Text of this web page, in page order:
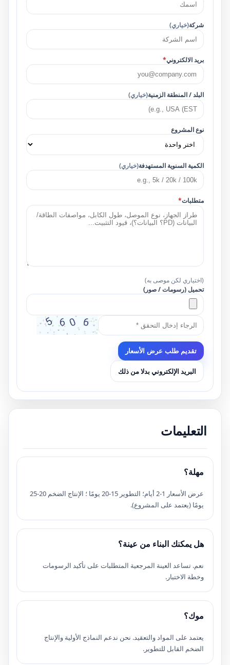
شركة(خياري)
بريد الالكتروني*
البلد / المنطقة الزمنية(خياري)
نوع المشروع
الكمية السنوية المستهدفة(خياري)
متطلبات*
(اختياري لكن موصى به)
تحميل (رسومات / صور)
تقديم طلب عرض الأسعار
البريد الإلكتروني بدلا من ذلك
التعليمات
مهلة؟
عرض الأسعار 1-2 أيام؛ التطوير 15-20 يومًا ؛ الإنتاج الضخم 20-25
يومًا (يعتمد على المشروع).
هل يمكنك البناء من عينة؟
نعم. تساعد العينة المرجعية المتطلبات على تأكيد الرسومات
وخطة الاختبار.
موك؟
يعتمد على المواد والتعقيد. نحن ندعم النماذج الأولية والإنتاج
الضخم القابل للتطوير.